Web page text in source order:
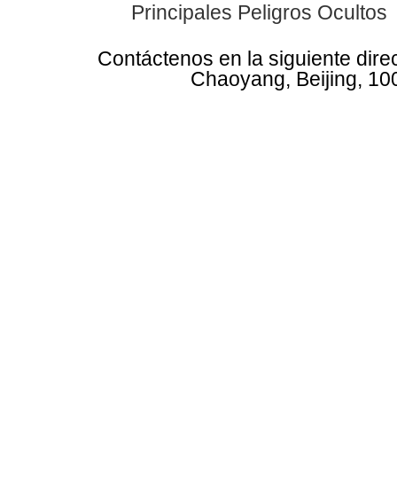
Principales Peligros Ocultos
Contáctenos en la siguiente
Chaoyang, Beijing,